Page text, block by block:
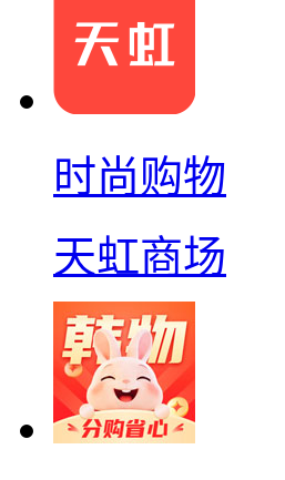
时尚购物
天虹商场